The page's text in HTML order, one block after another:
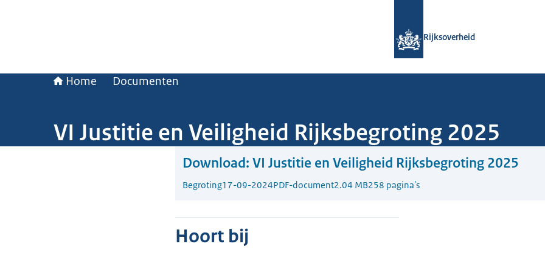
Rijksoverheid
Home Documenten
VI Justitie en Veiligheid Rijksbegroting 2025
Download: VI Justitie en Veiligheid Rijksbegroting 2025
Begroting17-09-2024PDF-document2.04 MB258 pagina's
Hoort bij